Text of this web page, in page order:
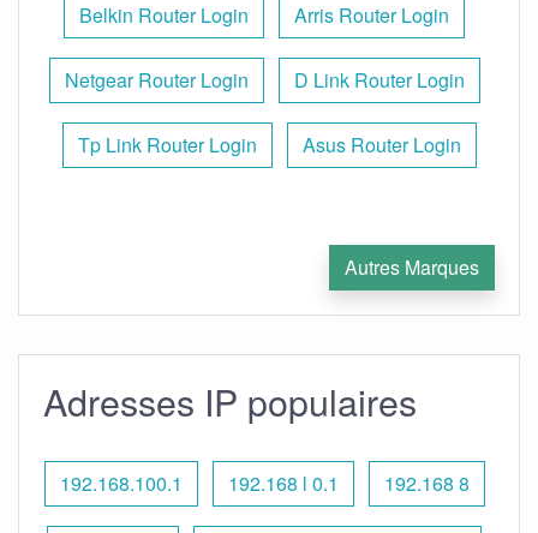
Belkin Router Login Arris Router Login
Netgear Router Login D Link Router Login
Tp Link Router Login Asus Router Login
Autres Marques
Adresses IP populaires
192.168.100.1 192.168 l 0.1 192.168 8